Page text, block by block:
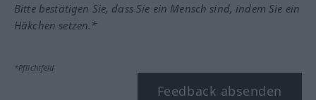
Bitte bestätigen Sie, dass Sie ein Mensch sind, indem Sie ein
Häkchen setzen.*
*Pflichtfeld
Feedback absenden